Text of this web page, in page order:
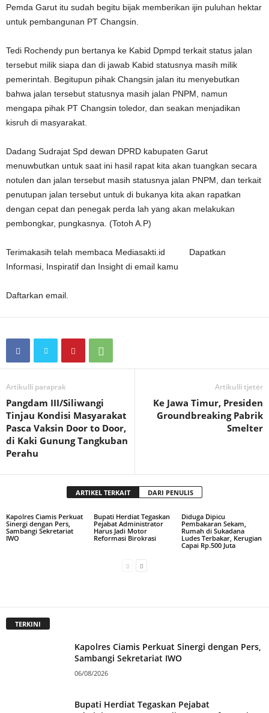
Pemda Garut itu sudah begitu bijak memberikan ijin puluhan hektar
untuk pembangunan PT Changsin.
Tedi Rochendy pun bertanya ke Kabid Dpmpd terkait status jalan
tersebut milik siapa dan di jawab Kabid statusnya masih milik
pemerintah. Begitupun pihak Changsin jalan itu menyebutkan
bahwa jalan tersebut statusnya masih jalan PNPM, namun
mengapa pihak PT Changsin toledor, dan seakan menjadikan
kisruh di masyarakat.
Dadang Sudrajat Spd dewan DPRD kabupaten Garut
menuwbutkan untuk saat ini hasil rapat kita akan tuangkan secara
notulen dan jalan tersebut masih statusnya jalan PNPM, dan terkait
penutupan jalan tersebut untuk di bukanya kita akan rapatkan
dengan cepat dan penegak perda lah yang akan melakukan
pembongkar, pungkasnya. (Totoh A.P)
Terimakasih telah membaca Mediasakti.id Dapatkan
Informasi, Inspiratif dan Insight di email kamu
Daftarkan email.
Artikulli paraprak
Pangdam III/Siliwangi
Tinjau Kondisi Masyarakat
Pasca Vaksin Door to Door,
di Kaki Gunung Tangkuban
Perahu
Artikulli tjetër
Ke Jawa Timur, Presiden
Groundbreaking Pabrik
Smelter
ARTIKEL TERKAIT DARI PENULIS
Kapolres Ciamis Perkuat
Sinergi dengan Pers,
Sambangi Sekretariat
IWO
Bupati Herdiat Tegaskan
Pejabat Administrator
Harus Jadi Motor
Reformasi Birokrasi
Diduga Dipicu
Pembakaran Sekam,
Rumah di Sukadana
Ludes Terbakar, Kerugian
Capai Rp.500 Juta
TERKINI
Kapolres Ciamis Perkuat Sinergi dengan Pers,
Sambangi Sekretariat IWO
06/08/2026
Bupati Herdiat Tegaskan Pejabat